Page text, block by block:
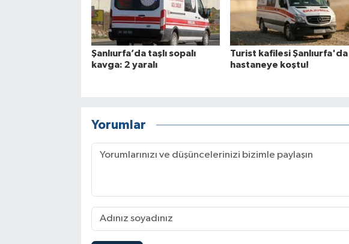
Şanlıurfa’da taşlı sopalı
kavga: 2 yaralı
Turist kafilesi Şanlıurfa'da
hastaneye koştu!
Yorumlar